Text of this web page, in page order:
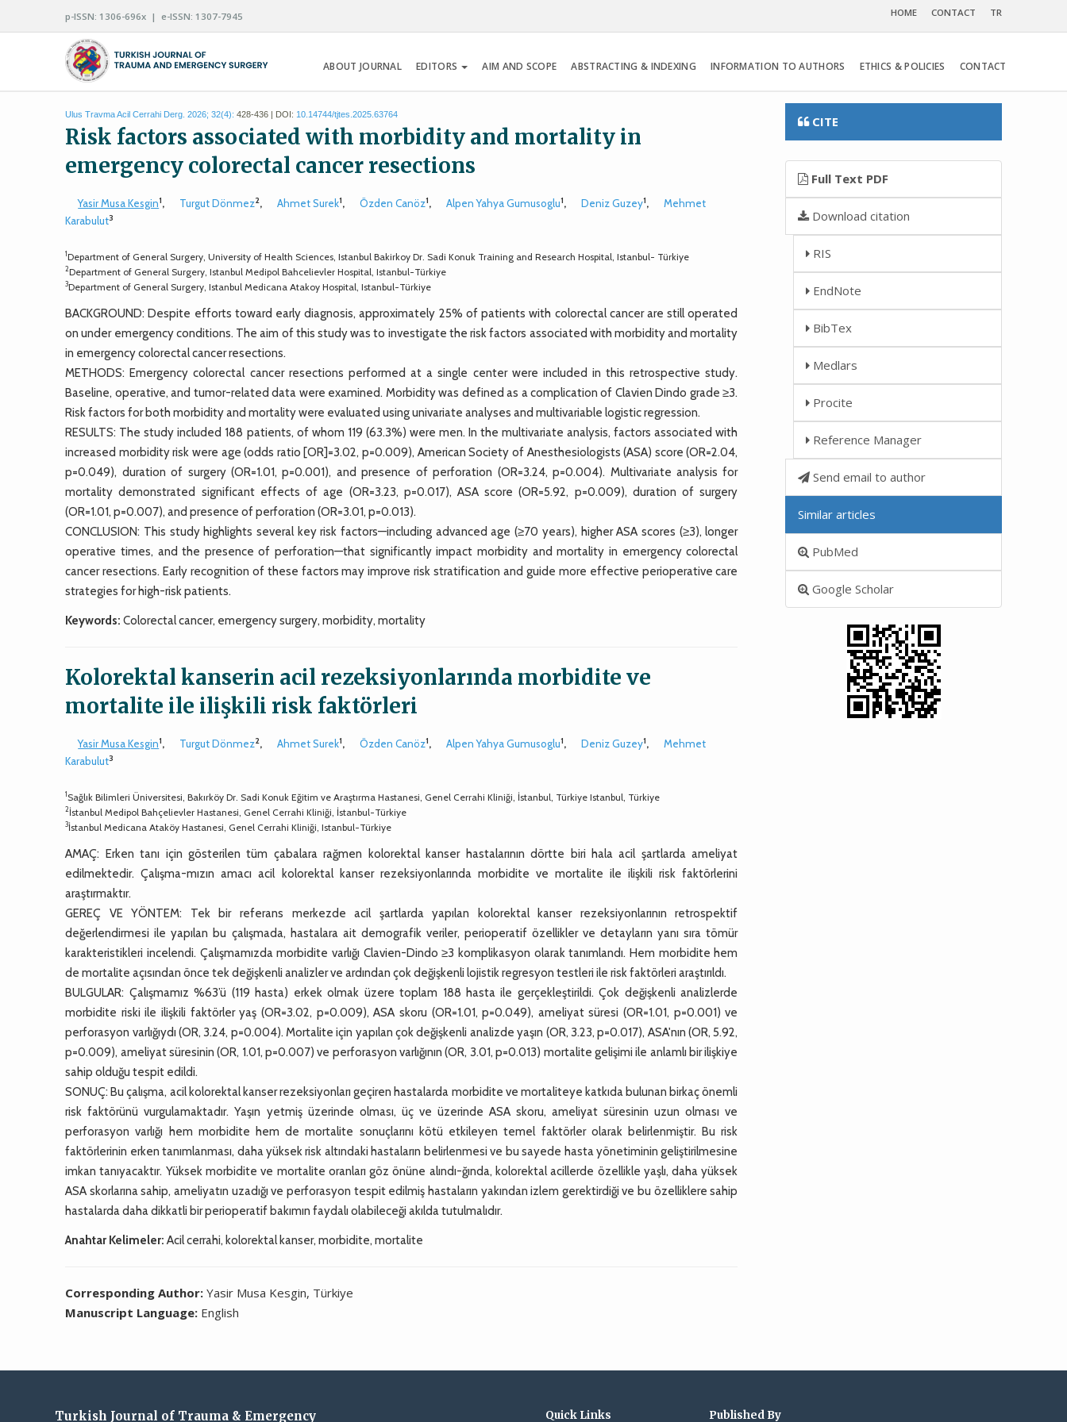
p-ISSN: 1306-696x | e-ISSN: 1307-7945 HOME CONTACT TR
ABOUT JOURNAL EDITORS AIM AND SCOPE ABSTRACTING & INDEXING INFORMATION TO AUTHORS ETHICS & POLICIES CONTACT
Ulus Travma Acil Cerrahi Derg. 2026; 32(4): 428-436 | DOI: 10.14744/tjtes.2025.63764
Risk factors associated with morbidity and mortality in
emergency colorectal cancer resections
Yasir Musa Kesgin1, Turgut Dönmez2, Ahmet Surek1, Özden Canöz1, Alpen Yahya Gumusoglu1, Deniz Guzey1,
Mehmet
Karabulut3
1Department of General Surgery, University of Health Sciences, Istanbul Bakirkoy Dr. Sadi Konuk Training and Research Hospital, Istanbul- Türkiye
2Department of General Surgery, Istanbul Medipol Bahcelievler Hospital, Istanbul-Türkiye
3Department of General Surgery, Istanbul Medicana Atakoy Hospital, Istanbul-Türkiye
BACKGROUND: Despite efforts toward early diagnosis, approximately 25% of patients with colorectal cancer are still operated
on under emergency conditions. The aim of this study was to investigate the risk factors associated with morbidity and mortality
in emergency colorectal cancer resections.
METHODS: Emergency colorectal cancer resections performed at a single center were included in this retrospective study.
Baseline, operative, and tumor-related data were examined. Morbidity was defined as a complication of Clavien Dindo grade ≥3.
Risk factors for both morbidity and mortality were evaluated using univariate analyses and multivariable logistic regression.
RESULTS: The study included 188 patients, of whom 119 (63.3%) were men. In the multivariate analysis, factors associated with
increased morbidity risk were age (odds ratio [OR]=3.02, p=0.009), American Society of Anesthesiologists (ASA) score (OR=2.04,
p=0.049), duration of surgery (OR=1.01, p=0.001), and presence of perforation (OR=3.24, p=0.004). Multivariate analysis for
mortality demonstrated significant effects of age (OR=3.23, p=0.017), ASA score (OR=5.92, p=0.009), duration of surgery
(OR=1.01, p=0.007), and presence of perforation (OR=3.01, p=0.013).
CONCLUSION: This study highlights several key risk factors—including advanced age (≥70 years), higher ASA scores (≥3), longer
operative times, and the presence of perforation—that significantly impact morbidity and mortality in emergency colorectal
cancer resections. Early recognition of these factors may improve risk stratification and guide more effective perioperative care
strategies for high-risk patients.
Keywords: Colorectal cancer, emergency surgery, morbidity, mortality
Kolorektal kanserin acil rezeksiyonlarında morbidite ve
mortalite ile ilişkili risk faktörleri
Yasir Musa Kesgin1, Turgut Dönmez2, Ahmet Surek1, Özden Canöz1, Alpen Yahya Gumusoglu1, Deniz Guzey1,
Mehmet
Karabulut3
1Sağlık Bilimleri Üniversitesi, Bakırköy Dr. Sadi Konuk Eğitim ve Araştırma Hastanesi, Genel Cerrahi Kliniği, İstanbul, Türkiye Istanbul, Türkiye
2İstanbul Medipol Bahçelievler Hastanesi, Genel Cerrahi Kliniği, İstanbul-Türkiye
3İstanbul Medicana Ataköy Hastanesi, Genel Cerrahi Kliniği, Istanbul-Türkiye
AMAÇ: Erken tanı için gösterilen tüm çabalara rağmen kolorektal kanser hastalarının dörtte biri hala acil şartlarda ameliyat
edilmektedir. Çalışma-mızın amacı acil kolorektal kanser rezeksiyonlarında morbidite ve mortalite ile ilişkili risk faktörlerini
araştırmaktır.
GEREÇ VE YÖNTEM: Tek bir referans merkezde acil şartlarda yapılan kolorektal kanser rezeksiyonlarının retrospektif
değerlendirmesi ile yapılan bu çalışmada, hastalara ait demografik veriler, perioperatif özellikler ve detayların yanı sıra tömür
karakteristikleri incelendi. Çalışmamızda morbidite varlığı Clavien-Dindo ≥3 komplikasyon olarak tanımlandı. Hem morbidite hem
de mortalite açısından önce tek değişkenli analizler ve ardından çok değişkenli lojistik regresyon testleri ile risk faktörleri araştırıldı.
BULGULAR: Çalışmamız %63’ü (119 hasta) erkek olmak üzere toplam 188 hasta ile gerçekleştirildi. Çok değişkenli analizlerde
morbidite riski ile ilişkili faktörler yaş (OR=3.02, p=0.009), ASA skoru (OR=1.01, p=0.049), ameliyat süresi (OR=1.01, p=0.001) ve
perforasyon varlığıydı (OR, 3.24, p=0.004). Mortalite için yapılan çok değişkenli analizde yaşın (OR, 3.23, p=0.017), ASA'nın (OR, 5.92,
p=0.009), ameliyat süresinin (OR, 1.01, p=0.007) ve perforasyon varlığının (OR, 3.01, p=0.013) mortalite gelişimi ile anlamlı bir ilişkiye
sahip olduğu tespit edildi.
SONUÇ: Bu çalışma, acil kolorektal kanser rezeksiyonları geçiren hastalarda morbidite ve mortaliteye katkıda bulunan birkaç önemli
risk faktörünü vurgulamaktadır. Yaşın yetmiş üzerinde olması, üç ve üzerinde ASA skoru, ameliyat süresinin uzun olması ve
perforasyon varlığı hem morbidite hem de mortalite sonuçlarını kötü etkileyen temel faktörler olarak belirlenmiştir. Bu risk
faktörlerinin erken tanımlanması, daha yüksek risk altındaki hastaların belirlenmesi ve bu sayede hasta yönetiminin geliştirilmesine
imkan tanıyacaktır. Yüksek morbidite ve mortalite oranları göz önüne alındı-ğında, kolorektal acillerde özellikle yaşlı, daha yüksek
ASA skorlarına sahip, ameliyatın uzadığı ve perforasyon tespit edilmiş hastaların yakından izlem gerektirdiği ve bu özelliklere sahip
hastalarda daha dikkatli bir perioperatif bakımın faydalı olabileceği akılda tutulmalıdır.
Anahtar Kelimeler: Acil cerrahi, kolorektal kanser, morbidite, mortalite
Corresponding Author:Yasir Musa Kesgin, Türkiye
Manuscript Language: English
CITE
Full Text PDF
Download citation
RIS
EndNote
BibTex
Medlars
Procite
Reference Manager
Send email to author
Similar articles
PubMed
Google Scholar
Turkish Journal of Trauma & Emergency
Quick Links Published By